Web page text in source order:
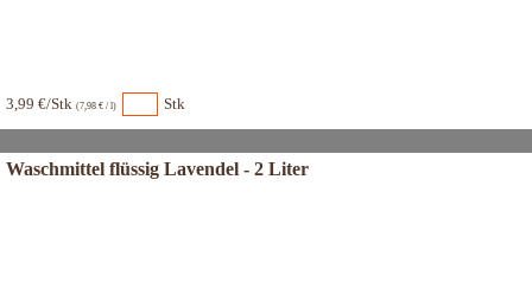
3,99 €/Stk (7,98 € / l) Stk
Waschmittel flüssig Lavendel - 2 Liter